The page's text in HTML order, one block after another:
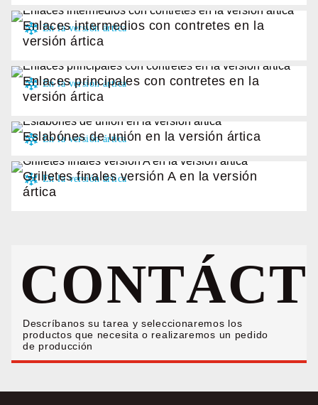
Enlaces intermedios con contretes en la
versión ártica
Enlaces principales con contretes en la
versión ártica
Eslabónes de unión en la versión ártica
Grilletes finales versión A en la versión
ártica
Descríbanos su tarea y seleccionaremos los
productos que necesita o realizaremos un pedido
de producción